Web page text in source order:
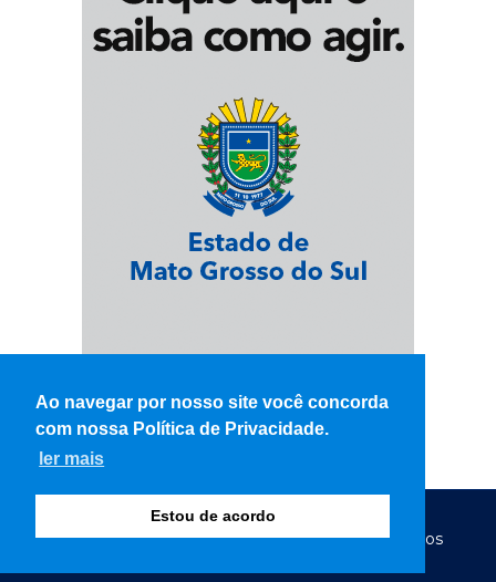
Ao navegar por nosso site você concorda
com nossa Política de Privacidade.
ler mais
Estou de acordo
© Copyright 2026 - WK Notícias - Todos os direitos